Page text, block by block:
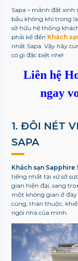
Sapa – mảnh đất
bầu không khí trong
sở hữu hệ thống
phải kể đến Khách
nhất Sapa. Vậy hãy
có gì đặc biệt nhé!
Liên hệ
ngay
1. ĐÔI NÉT
SAPA
Khách sạn Sapphire
tiếng nhất tại xứ sở
gian hiện đại, sang
một không gian ở đây
cúng, thân thuộc,
ngôi nhà của mình.